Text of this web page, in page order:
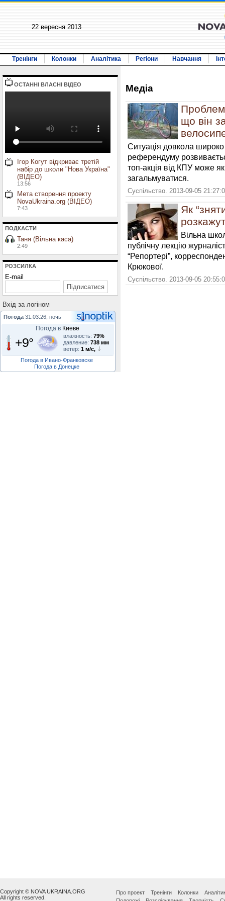
22 вересня 2013
Тренінги Колонки Аналітика Регіони Навчання
ОСТАННI ВЛАСНI ВIДЕО
Ігор Когут відкриває третій
набір до школи "Нова Україна"
(ВІДЕО)
13:56
Мета створення проекту
NovaUkraina.org (ВІДЕО)
7:43
ПОДКАСТИ
Таня (Вільна каса)
2:49
РОЗСИЛКА
E-mail
Вхiд за логiном
Погода 31.03.26, ночь
Погода в Киеве
+9° влажность: 79%
давление: 738 мм
ветер: 1 м/с,
Погода в Ивано-Франковске
Погода в Донецке
Медiа
що він
Ситуація довкола
референдуму
топ-акція від КПУ може
загальмуватися.
Суспільство. 2013-09-05
Як
Вільна
публічну лекцію
“Репортері”,
Крюкової.
Суспільство. 2013-09-05
Copyright © NOVA UKRAINA.ORG
All rights reserved.
Про проект Тренінги Колонки